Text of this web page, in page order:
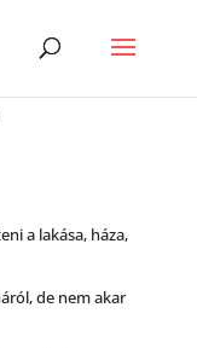
a lakása, háza,
de nem akar